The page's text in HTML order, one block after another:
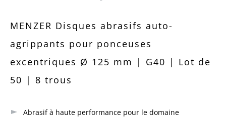
MENZER Disques abrasifs auto-
agrippants pour ponceuses
excentriques Ø 125 mm | G40 | Lot de
50 | 8 trous
Abrasif à haute performance pour le domaine